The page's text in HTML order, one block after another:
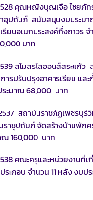
คุณหญิงบุญเจือ ไชยภัทร
อุปถัมภ์ สนับสนุนงบประม
รียนอเนกประสงค์กึ่งถาวร จ
บาท
สโมสรไลออนส์สระแก้ว
รปรับปรุงอาคารเรียน และ
ะมาณ 68,000 บาท
สถาบันราชภัฏเพชรบุรีวิ
าชูปถัมภ์ จัดสร้างบ้านพักค
160,000 บาท
คณะครูและหน่วยงานที่เ
ระกอบ จำนวน 11 หลัง งบป